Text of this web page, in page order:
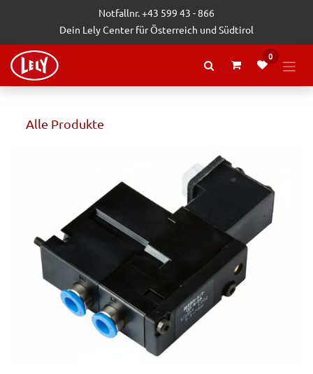
Zum Inhalt springenNotfallnr. +43 599 43 - 866
Dein Lely Center für Österreich und Südtirol
0
Alle Produkte